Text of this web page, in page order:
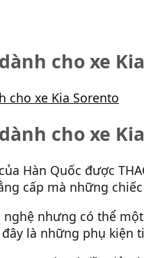
cho xe
cho xe
Hàn Quốc được
cấp mà những
nghệ nhưng có thể
là những phụ kiện